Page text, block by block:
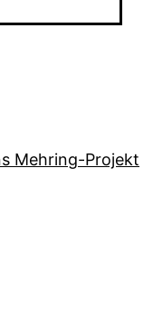
Mehring-Projekt